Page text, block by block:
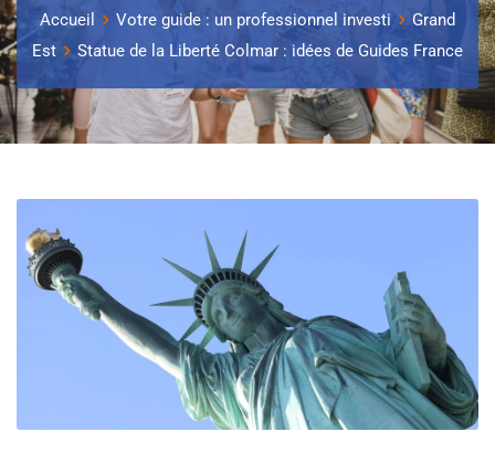
Accueil Votre guide : un professionnel investi
Grand
Est
Statue de la Liberté Colmar : idées de Guides France